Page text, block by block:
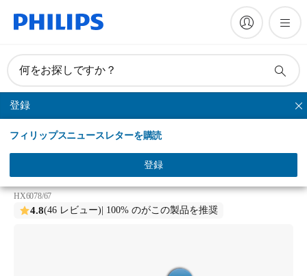
何をお探しですか？
登録
フィリップスニュースレターを購読
登録
ホワイトプラス
ホワイトプラス（旧ダイヤモンドクリーン）ブラシ
ヘッド コンパクト
HX6078/67
4.8(46 レビュー) | 100% のがこの製品を推奨